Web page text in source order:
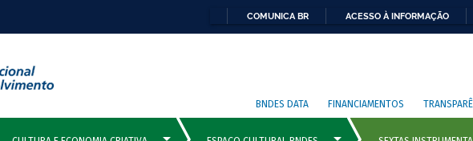
COMUNICA BR ACESSO À INFORMAÇÃO
BNDES DATA FINANCIAMENTOS